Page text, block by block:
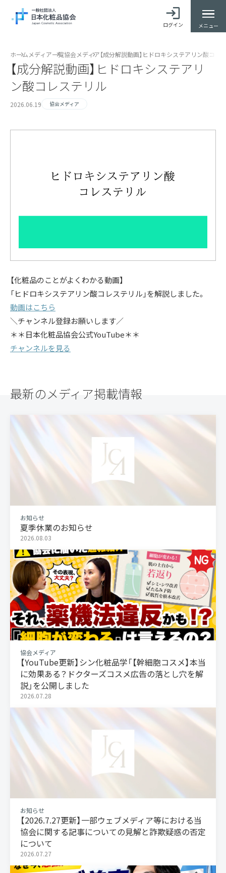
ログイン メニュー
ホーム メディア一覧協会メディア【成分解説動画】ヒドロキシステアリン酸コレ
【成分解説動画】ヒドロキシステアリ
ン酸コレステリル
2026.06.19 協会メディア
【化粧品のことがよくわかる動画】
「ヒドロキシステアリン酸コレステリル」を解説しました。
動画はこちら
＼チャンネル登録お願いします／
＊＊日本化粧品協会公式YouTube＊＊
チャンネルを見る
最新のメディア掲載情報
お知らせ
夏季休業のお知らせ
2026.08.03
協会メディア
【YouTube更新】シン化粧品学「【幹細胞コスメ】本当
に効果ある？ドクターズコスメ広告の落とし穴を解
説」を公開しました
2026.07.28
お知らせ
【2026.7.27更新】一部ウェブメディア等における当
協会に関する記事についての見解と詐欺疑惑の否定
について
2026.07.27